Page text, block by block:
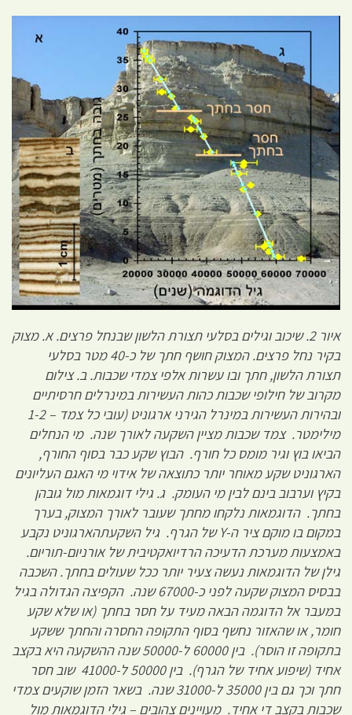
איור 2. שיכוב וגילים בסלעי תצורת הלשון שבנחל פרצים. א. מצוק
בקיר נחל פרצים. המצוק חושף חתך של כ-40 מטר בסלעי
תצורת הלשון, חתך ובו עשרות אלפי צמדי שכבות. ב. צילום
מקרוב של חילופי שכבות כהות העשירות במינרלים חרסיתיים
ובהירות העשירות במינרל הגירני ארגוניט (עובי כל צמד – 1-2
מילימטר. צמד שכבות מציין השקעה לאורך שנה. מי הנחלים
הביאו בוץ וגיר מומס כל חורף. הבוץ שקע כבר בסוף החורף,
הארגוניט שקע מאוחר יותר כתוצאה של אידוי מי האגם העליונים
בקיץ וערבוב בינם לבין מי העומק. ג. גילי דוגמאות מול גובהן
בחתך. הדוגמאות נלקחו מחתך שעובר לאורך המצוק, בערך
במקום בו מוקם ציר ה-Y של הגרף. גיל השקעתהארגוניט נקבע
באמצעות מערכת הדעיכה הרדיואקטיבית של אורניום-תוריום.
גילן של הדוגמאות נעשה צעיר יותר ככל שעולים בחתך. השכבה
בבסיס המצוק שקעה לפני כ-67000 שנה. הקפיצה הגדולה בגיל
במעבר אל הדוגמה הבאה מעיד על חסר בחתך (או שלא שקע
חומר, או שהאזור נחשף בסוף התקופה החסרה והחתך ששקע
בתקופה זו הוסר). בין 60000 ל-50000 שנה ההשקעה היא בקצב
אחיד (שיפוע אחיד של הגרף). בין 50000 ל-41000 שוב חסר
חתך וכך גם בין 35000 ל-31000 שנה. בשאר הזמן שוקעים צמדי
שכבות בקצב די אחיד. מעויינים צהובים – גילי הדוגמאות מול